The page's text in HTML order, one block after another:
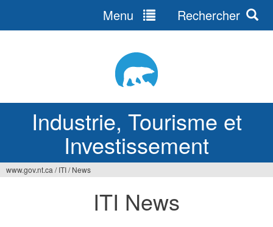
Industrie, Tourisme et
Investissement
Menu Rechercher
www.gov.nt.ca / ITI/ News
ITI News